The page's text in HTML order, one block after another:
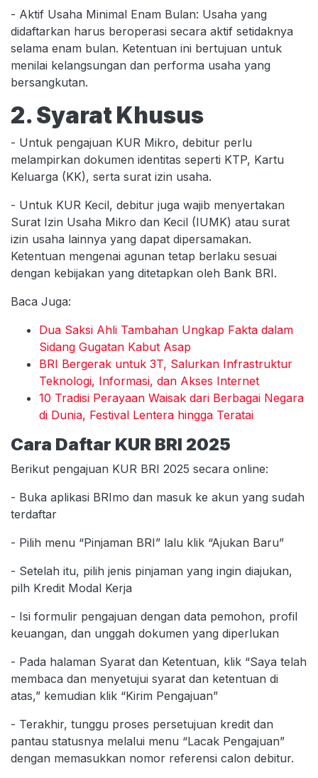
- Aktif Usaha Minimal Enam Bulan: Usaha yang
didaftarkan harus beroperasi secara aktif setidaknya
selama enam bulan. Ketentuan ini bertujuan untuk
menilai kelangsungan dan performa usaha yang
bersangkutan.
2. Syarat Khusus
- Untuk pengajuan KUR Mikro, debitur perlu
melampirkan dokumen identitas seperti KTP, Kartu
Keluarga (KK), serta surat izin usaha.
- Untuk KUR Kecil, debitur juga wajib menyertakan
Surat Izin Usaha Mikro dan Kecil (IUMK) atau surat
izin usaha lainnya yang dapat dipersamakan.
Ketentuan mengenai agunan tetap berlaku sesuai
dengan kebijakan yang ditetapkan oleh Bank BRI.
Baca Juga:
Dua Saksi Ahli Tambahan Ungkap Fakta dalam
Sidang Gugatan Kabut Asap
BRI Bergerak untuk 3T, Salurkan Infrastruktur
Teknologi, Informasi, dan Akses Internet
10 Tradisi Perayaan Waisak dari Berbagai Negara
di Dunia, Festival Lentera hingga Teratai
Cara Daftar KUR BRI 2025
Berikut pengajuan KUR BRI 2025 secara online:
- Buka aplikasi BRImo dan masuk ke akun yang sudah
terdaftar
- Pilih menu “Pinjaman BRI” lalu klik “Ajukan Baru”
- Setelah itu, pilih jenis pinjaman yang ingin diajukan,
pilh Kredit Modal Kerja
- Isi formulir pengajuan dengan data pemohon, profil
keuangan, dan unggah dokumen yang diperlukan
- Pada halaman Syarat dan Ketentuan, klik “Saya telah
membaca dan menyetujui syarat dan ketentuan di
atas,” kemudian klik “Kirim Pengajuan”
- Terakhir, tunggu proses persetujuan kredit dan
pantau statusnya melalui menu “Lacak Pengajuan”
dengan memasukkan nomor referensi calon debitur.